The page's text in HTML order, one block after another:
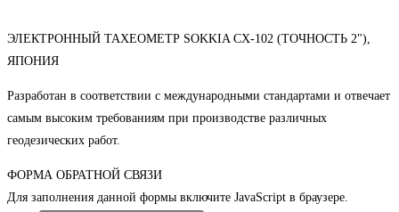
ЭЛЕКТРОННЫЙ ТАХЕОМЕТР SOKKIA CX-102 (ТОЧНОСТЬ 2"),
ЯПОНИЯ
Разработан в соответствии с международными стандартами и отвечает
самым высоким требованиям при производстве различных
геодезических работ.
ФОРМА ОБРАТНОЙ СВЯЗИ
Для заполнения данной формы включите JavaScript в браузере.